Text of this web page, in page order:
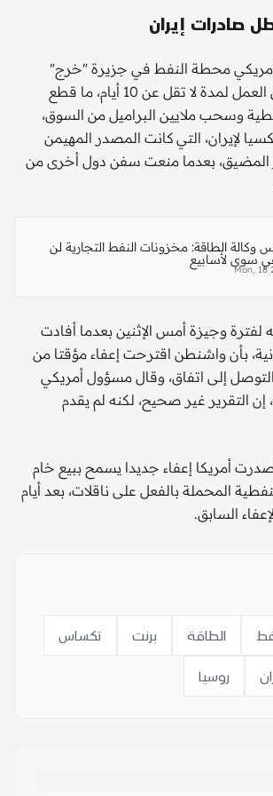
صادرات إيران
محطة النفط في جزيرة "خرج"
الإيرانية متوقفة عن العمل لمدة لا تقل عن 10 أيام، ما قطع
وسحب ملايين البراميل من السوق،
لإيران، التي كانت المصدر المهيمن
المضيق، بعدما منعت سفن دول أخرى من
وكالة الطاقة: مخزونات النفط التجارية لن
سوى لأسابيع
Mon, 18
وجيزة أمس الإثنين بعدما أفادت
بأن واشنطن اقترحت إعفاء مؤقتا من
إلى اتفاق، وقال مسؤول أمريكي
غير صحيح، لكنه لم يقدم
أمريكا إعفاء جديدا يسمح ببيع خام
المحملة بالفعل على ناقلات، بعد أيام
السابق.
الطاقة برنت تكساس
روسيا